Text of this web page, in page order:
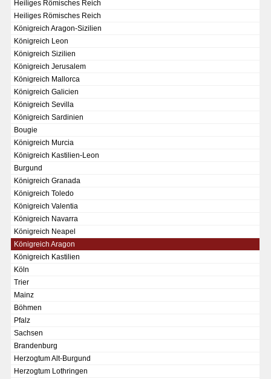
DER RHEIN VON BASEL BIS KOBLENZ
Ganz neue Vorstellung des Rheinstroms 1794
Details der historischen Rheinkarte
Deutsch-französische Geschichte am Rhein
Chronologie der deutsch-französischen Geschichte
KAISER KARL V.
Wappentafel mit den Wappen Kaiser Karls V.
Heiliges Römisches Reich
Heiliges Römisches Reich
Königreich Aragon-Sizilien
Königreich Leon
Königreich Sizilien
Königreich Jerusalem
Königreich Mallorca
Königreich Galicien
Königreich Sevilla
Königreich Sardinien
Bougie
Königreich Murcia
Königreich Kastilien-Leon
Burgund
Königreich Granada
Königreich Toledo
Königreich Valentia
Königreich Navarra
Königreich Neapel
Königreich Aragon
Königreich Kastilien
Köln
Trier
Mainz
Böhmen
Pfalz
Sachsen
Brandenburg
Herzogtum Alt-Burgund
Herzogtum Lothringen